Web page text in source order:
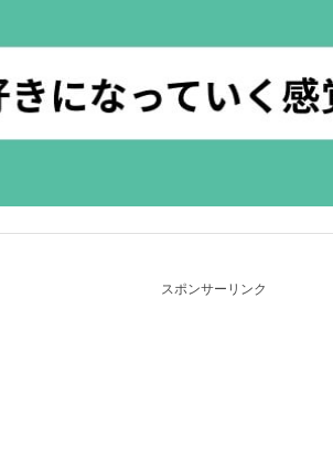
スポンサーリンク